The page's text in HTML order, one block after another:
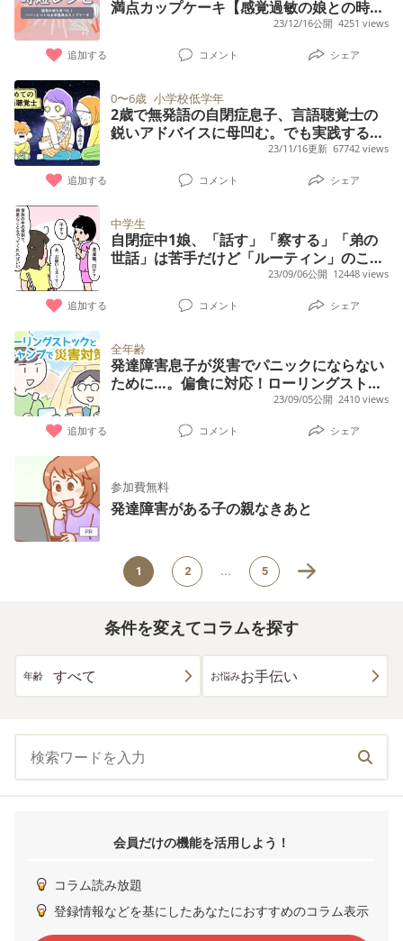
満点カップケーキ【感覚過敏の娘との時短
23/12/16公開 4251 views
追加する コメント シェア
0〜6歳 小学校低学年
2歳で無発語の自閉症息子、言語聴覚士の
鋭いアドバイスに母凹む。でも実践すると
23/11/16更新 67742 views
追加する コメント シェア
中学生
自閉症中1娘、「話す」「察する」「弟の
世話」は苦手だけど「ルーティン」のこだ
わりを活かして家庭で母より大活躍!?
23/09/06公開 12448 views
追加する コメント シェア
全年齢
発達障害息子が災害でパニックにならない
ために…。偏食に対応！ローリングストッ
ク術、キャンプ、普段の会話の心得など／
わが家の防災ノウハウ
23/09/05公開 2410 views
追加する コメント シェア
参加費無料
発達障害がある子の親なきあと
1 2 ... 5
条件を変えてコラムを探す
年齢 すべて お悩みお手伝い
会員だけの機能を活用しよう！
コラム読み放題
登録情報などを基にしたあなたにおすすめのコラム表示